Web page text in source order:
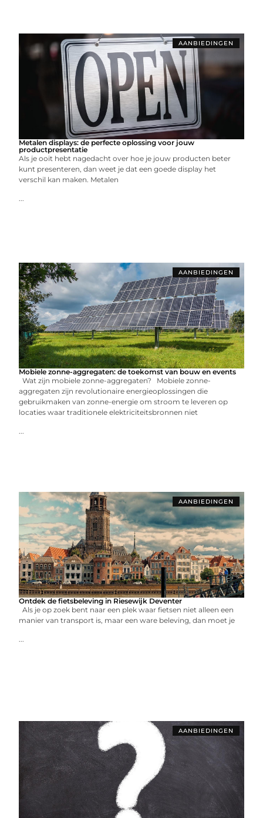
AANBIEDINGEN
Metalen displays: de perfecte oplossing voor jouw
productpresentatie
Als je ooit hebt nagedacht over hoe je jouw producten beter
kunt presenteren, dan weet je dat een goede display het
verschil kan maken. Metalen
...
AANBIEDINGEN
Mobiele zonne-aggregaten: de toekomst van bouw en events
Wat zijn mobiele zonne-aggregaten? Mobiele zonne-
aggregaten zijn revolutionaire energieoplossingen die
gebruikmaken van zonne-energie om stroom te leveren op
locaties waar traditionele elektriciteitsbronnen niet
...
AANBIEDINGEN
Ontdek de fietsbeleving in Riesewijk Deventer
Als je op zoek bent naar een plek waar fietsen niet alleen een
manier van transport is, maar een ware beleving, dan moet je
...
AANBIEDINGEN